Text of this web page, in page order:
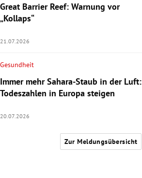
Great Barrier Reef: Warnung vor
„Kollaps“
21.07.2026
Gesundheit
Immer mehr Sahara-Staub in der Luft:
Todeszahlen in Europa steigen
20.07.2026
Zur Meldungsübersicht